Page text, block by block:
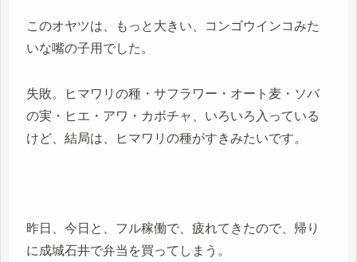
このオヤツは、もっと大きい、コンゴウインコみた
いな嘴の子用でした。
失敗。ヒマワリの種・サフラワー・オート麦・ソバ
の実・ヒエ・アワ・カボチャ、いろいろ入っている
けど、結局は、ヒマワリの種がすきみたいです。
昨日、今日と、フル稼働で、疲れてきたので、帰り
に成城石井で弁当を買ってしまう。